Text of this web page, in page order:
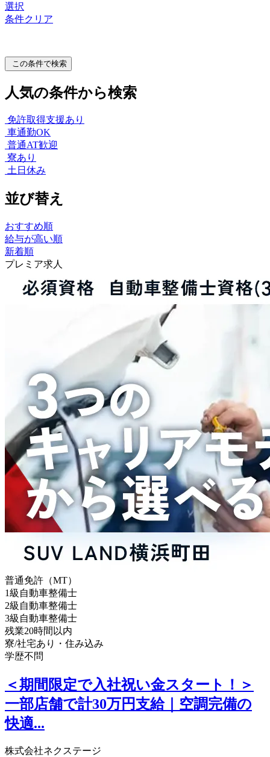
選択
条件クリア
この条件で検索
人気の条件から検索
免許取得支援あり
車通勤OK
普通AT歓迎
寮あり
土日休み
並び替え
おすすめ順
給与が高い順
新着順
プレミア求人
普通免許（MT）
1級自動車整備士
2級自動車整備士
3級自動車整備士
残業20時間以内
寮/社宅あり・住み込み
学歴不問
＜期間限定で入社祝い金スタート！＞
一部店舗で計30万円支給｜空調完備の
快適...
株式会社ネクステージ